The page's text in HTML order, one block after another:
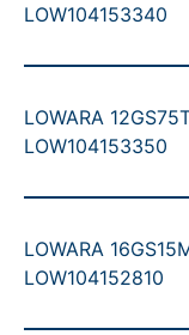
LOW104153340
LOWARA
LOW104153350
LOWARA
LOW104152810